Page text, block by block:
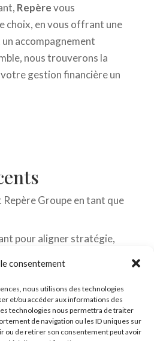
consentement
nous utilisons des technologies
et/ou accéder aux informations des
technologies nous permettra de traiter
de navigation ou les ID uniques sur
ou de retirer son consentement peut avoir
Repèrevous
choix, en vous offrant une
un accompagnement
nous trouverons la
gestion financière un
Groupe en tant que
pour aligner stratégie,
choisir un EPM qui sert